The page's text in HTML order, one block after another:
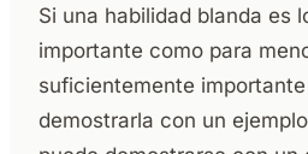
Si una habilidad blanda es
importante como para
suficientemente
demostrarla con un